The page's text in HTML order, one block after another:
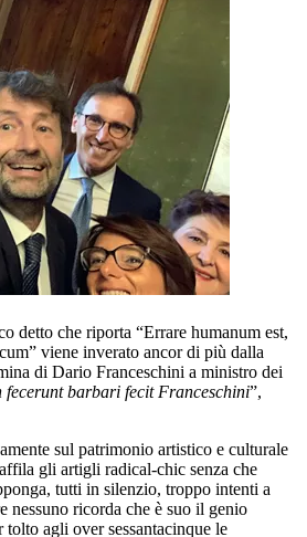
detto che riporta “Errare humanum est,
viene inverato ancor di più dalla
di Dario Franceschini a ministro dei
fecerunt barbari fecit Franceschini”,
sul patrimonio artistico e culturale
gli artigli radical-chic senza che
tutti in silenzio, troppo intenti a
nessuno ricorda che è suo il genio
agli over sessantacinque le